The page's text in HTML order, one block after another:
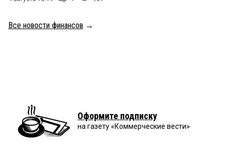
Все новости финансов →
Оформите подписку
на газету «Коммерческие вести»